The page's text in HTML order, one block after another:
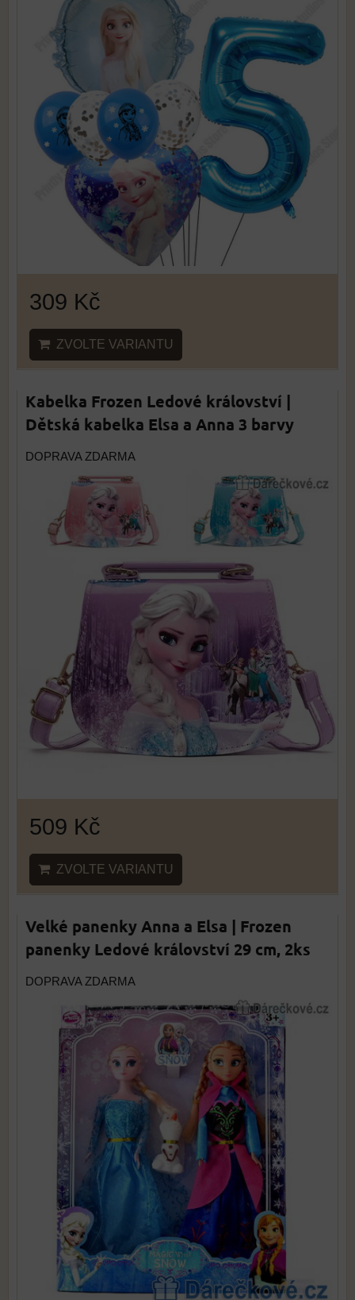
309 Kč
ZVOLTE VARIANTU
Kabelka Frozen Ledové království |
Dětská kabelka Elsa a Anna 3 barvy
DOPRAVA ZDARMA
509 Kč
ZVOLTE VARIANTU
Velké panenky Anna a Elsa | Frozen
panenky Ledové království 29 cm, 2ks
DOPRAVA ZDARMA